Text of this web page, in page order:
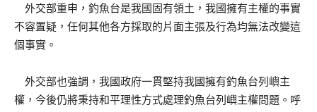
外交部重申，釣魚台是我國固有領土，我國擁有主權的事實
不容置疑，任何其他各方採取的片面主張及行為均無法改變這
個事實。
外交部也強調，我國政府一貫堅持我國擁有釣魚台列嶼主
權，今後仍將秉持和平理性方式處理釣魚台列嶼主權問題。呼